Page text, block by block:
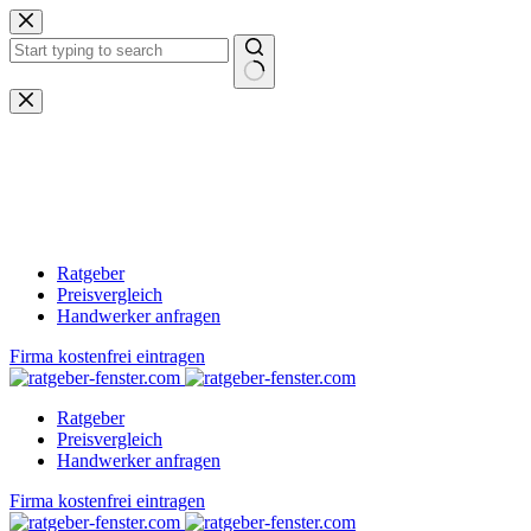
Zum
Inhalt
springen
Keine
Ergebnisse
Ratgeber
Preisvergleich
Handwerker anfragen
Firma kostenfrei eintragen
Ratgeber
Preisvergleich
Handwerker anfragen
Firma kostenfrei eintragen